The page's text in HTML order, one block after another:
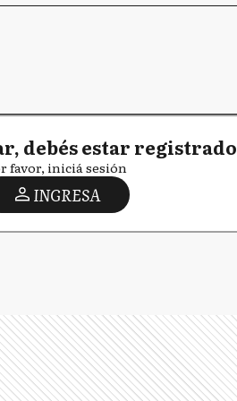
debés estar registrado
favor, iniciá sesión
INGRESA